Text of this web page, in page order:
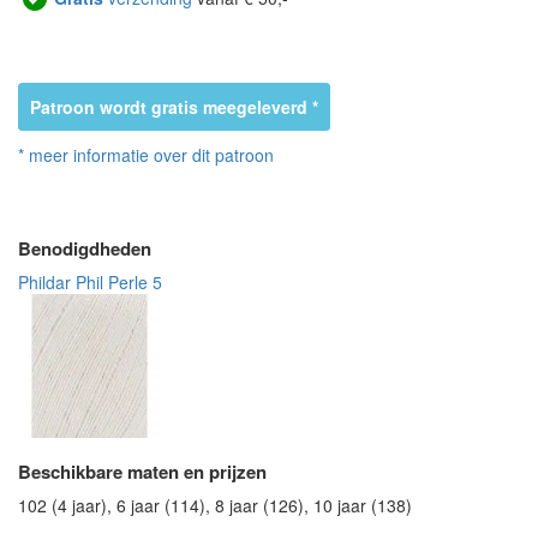
Patroon wordt gratis meegeleverd *
* meer informatie over dit patroon
Benodigdheden
Phildar Phil Perle 5
Beschikbare maten en prijzen
102 (4 jaar), 6 jaar (114), 8 jaar (126), 10 jaar (138)